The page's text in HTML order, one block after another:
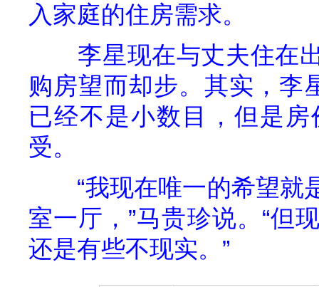
入家庭的住房需求。
李星现在与丈夫住在
购房望而却步。其实，李
已经不是小数目，但是
受。
“我现在唯一的希望就
室一厅，”马贵珍说。“但
还是有些不现实。”